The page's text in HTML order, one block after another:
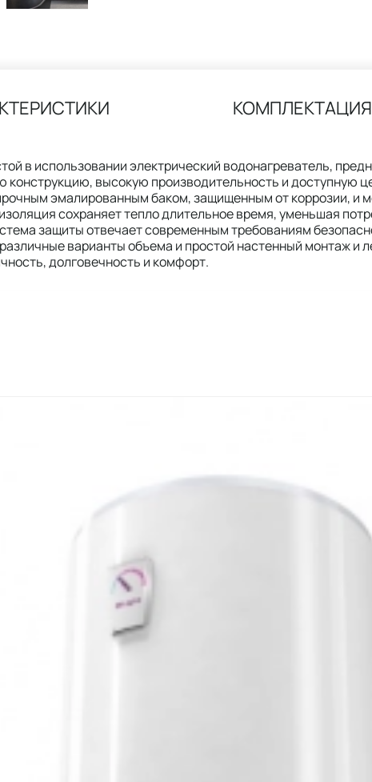
КОМПЛЕКТАЦИЯ
в использовании электрический водонагреватель,
конструкцию, высокую производительность и доступную
эмалированным баком, защищенным от коррозии, и
сохраняет тепло длительное время, уменьшая
защиты отвечает современным требованиям
варианты объема и простой настенный монтаж и
долговечность и комфорт.